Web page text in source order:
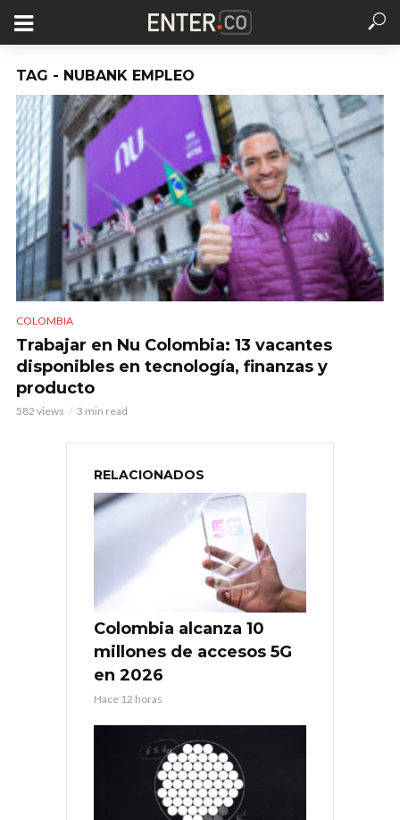
TAG - NUBANK EMPLEO
COLOMBIA
Trabajar en Nu Colombia: 13 vacantes
disponibles en tecnología, finanzas y
producto
582 views 3 min read
RELACIONADOS
Colombia alcanza 10
millones de accesos 5G
en 2026
Hace 12 horas